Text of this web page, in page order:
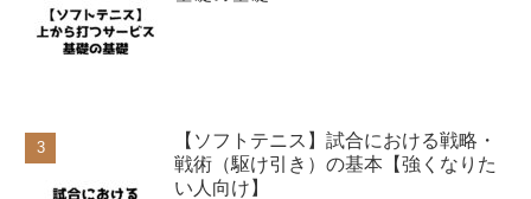
【ソフトテニス】試合における戦略・
戦術（駆け引き）の基本【強くなりた
い人向け】